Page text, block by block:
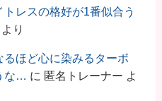
トレスの格好が1番似合う
より
るほど心に染みるターボ
な… に 匿名トレーナー よ